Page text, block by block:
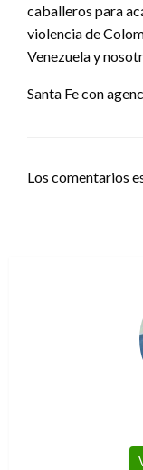
caballeros para
violencia de
Venezuela y
Santa Fe con
Los comentarios